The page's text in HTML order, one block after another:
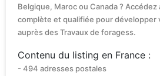
Belgique, Maroc ou Canada ?
complète et qualifiée pour développer
auprès des Travaux de foragess.
Contenu du listing en France :
- 494 adresses postales